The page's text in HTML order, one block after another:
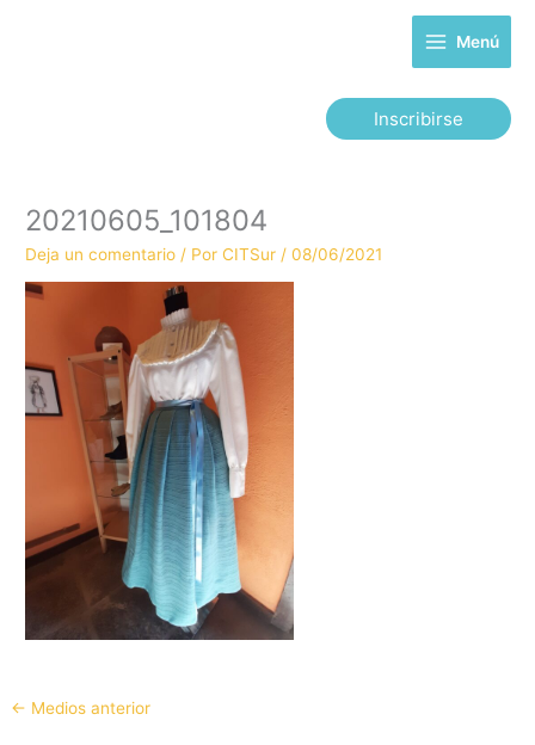
Menú
Inscribirse
20210605_101804
Deja un comentario / PorCITSur /08/06/2021
← Medios anterior